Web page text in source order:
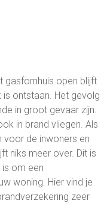
gasfornhuis open blijft
ontstaan. Het gevolg
in groot gevaar zijn.
in brand vliegen. Als
voor de inwoners en
niks meer over. Dit is
om een
woning. Hier vind je
zeer